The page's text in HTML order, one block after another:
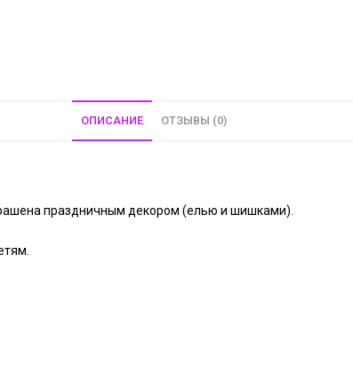
ОПИСАНИЕ ОТЗЫВЫ (0)
праздничным декором (елью и шишками).